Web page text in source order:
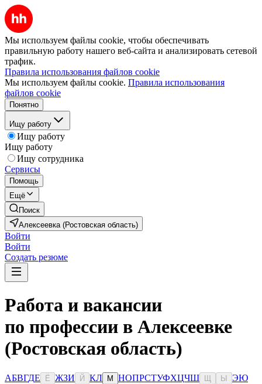
Мы используем файлы cookie, чтобы обеспечивать
правильную работу нашего веб-сайта и анализировать сетевой
трафик.
Правила использования файлов cookie
Мы используем файлы cookie. Правила использования
файлов cookie
Понятно
Ищу работу
Ищу работу
Ищу работу
Ищу сотрудника
Сервисы
Помощь
Ещё
Поиск
Алексеевка (Ростовская область)
Войти
Войти
Создать резюме
Работа и вакансии
по профессии в Алексеевке
(Ростовская область)
АБВГДЕ Ё ЖЗИ Й КЛ М НОПРСТУФХЦЧШ Ы ЭЮ